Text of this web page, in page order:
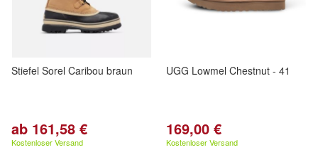
Stiefel Sorel Caribou braun
ab 161,58 €
Kostenloser Versand
UGG Lowmel Chestnut - 41
169,00 €
Kostenloser Versand